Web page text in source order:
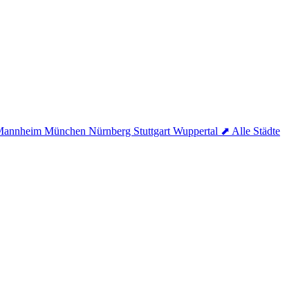
München Nürnberg Stuttgart Wuppertal ⬈ Alle Städte